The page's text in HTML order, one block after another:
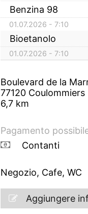
Benzina 98
01.07.2026 - 7:10
Bioetanolo
01.07.2026 - 7:10
Boulevard de la
77120 Coulommiers
6,7km
Pagamento
Contanti
Negozio, Cafe, WC
Aggiungere